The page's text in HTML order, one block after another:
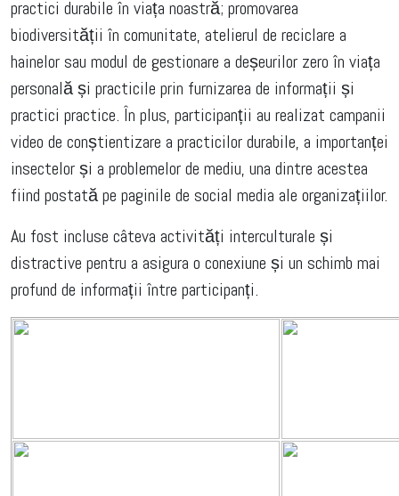
practici durabile în viața noastră; promovarea
biodiversității în comunitate, atelierul de reciclare a
hainelor sau modul de gestionare a deșeurilor zero în viața
personală și practicile prin furnizarea de informații și
practici practice. În plus, participanții au realizat campanii
video de conștientizare a practicilor durabile, a importanței
insectelor și a problemelor de mediu, una dintre acestea
fiind postată pe paginile de social media ale organizațiilor.
Au fost incluse câteva activități interculturale și
distractive pentru a asigura o conexiune și un schimb mai
profund de informații între participanți.